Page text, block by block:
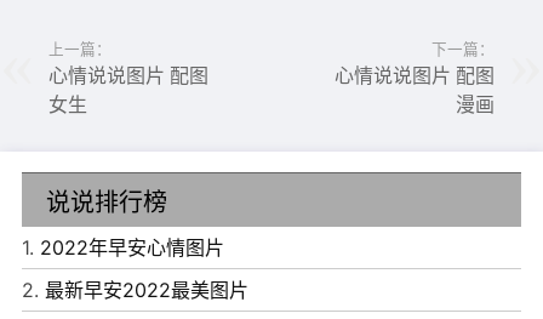
6、我不说出来，只是我懒得说，不要以为我真的什么都不
上一篇：
心情说说图片 配图
女生
下一篇：
心情说说图片 配图
漫画
说说排行榜
1. 2022年早安心情图片
2. 最新早安2022最美图片